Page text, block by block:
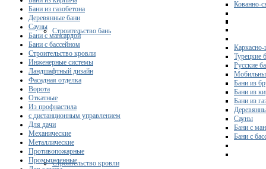
Кованно-
Строительство бань
Турецкие
Русские
Бани из
Бани из
Бани из
Сауны
Бани с
Бани с
Строительство кровли
Бани из газобетона
Деревянные бани
Сауны
Бани с мансардой
Бани с бассейном
Строительство кровли
Инженерные системы
Ландшафтный дизайн
Фасадная отделка
Ворота
Откатные
Из профнастила
с дистанционным управлением
Для дачи
Механические
Металлические
Противопожарные
Промышленные